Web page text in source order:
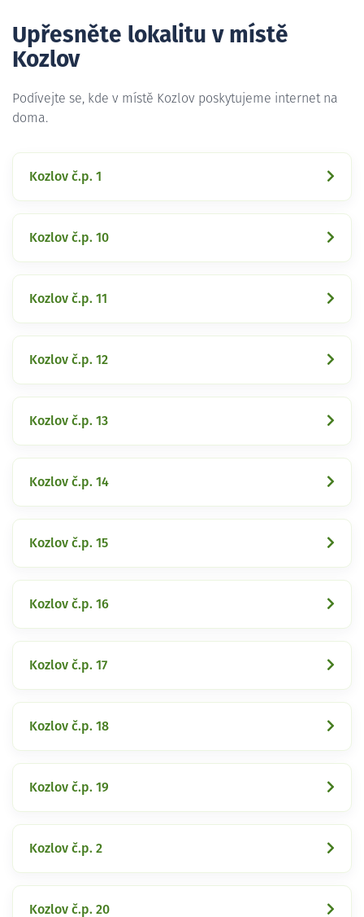
Upřesněte lokalitu v místě
Kozlov
Podívejte se, kde v místě Kozlov poskytujeme internet na
doma.
Kozlov č.p. 1
Kozlov č.p. 10
Kozlov č.p. 11
Kozlov č.p. 12
Kozlov č.p. 13
Kozlov č.p. 14
Kozlov č.p. 15
Kozlov č.p. 16
Kozlov č.p. 17
Kozlov č.p. 18
Kozlov č.p. 19
Kozlov č.p. 2
Kozlov č.p. 20